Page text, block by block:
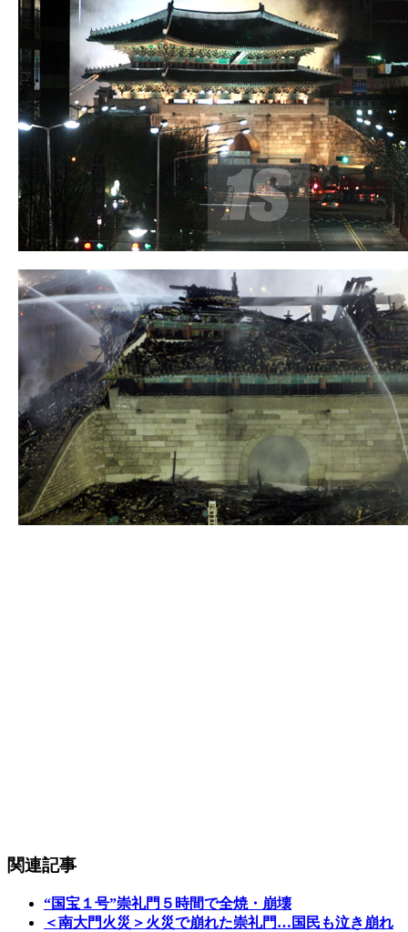
関連記事
“国宝１号”崇礼門５時間で全焼・崩壊
＜南大門火災＞火災で崩れた崇礼門…国民も泣き崩れ